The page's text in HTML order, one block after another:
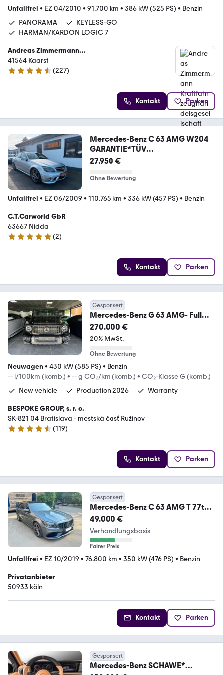
Unfallfrei • EZ 04/2010 • 91.700 km • 386 kW (525 PS) • Benzin
PANORAMA
KEYLESS-GO
HARMAN/KARDON LOGIC 7
Andreas Zimmermann
Kraftfahrzeughandelsgesellschaft mbH
41564 Kaarst
4.4 Sterne
(227)
Kontakt Parken
Mercedes-Benz C 63 AMG W204
GARANTIE*TÜV
NEU*SCHIEBEDACH*NAVI
27.950 €
Ohne Bewertung
Unfallfrei • EZ 06/2009 • 110.765 km • 336 kW (457 PS) • Benzin
C.T.Carworld GbR
63667 Nidda
4.8 Sterne
(2)
Kontakt Parken
Gesponsert
Mercedes-Benz G 63 AMG- Full
carbon-Superior- 3D-TV-
Prod2026
270.000 €
20% MwSt.
Ohne Bewertung
Neuwagen• 430 kW (585 PS) • Benzin
-- l/100km (komb.) • -- g CO₂/km (komb.) • CO₂-Klasse G (komb.)
New vehicle
Production 2026 Warranty
BESPOKE GROUP, s. r. o.
SK-821 04 Bratislava - mestská časť Ružinov
4.6 Sterne
(119)
Kontakt Parken
Gesponsert
Mercedes-Benz C 63 AMG T 77tkm
TOPZUSTAND! Pano Widesc
Burmest
49.000 €
Verhandlungsbasis
Fairer Preis
Unfallfrei • EZ 10/2019 • 76.800 km • 350 kW (476 PS) • Benzin
Privatanbieter
50933 köln
Kontakt Parken
Gesponsert
Mercedes-Benz SCHAWE*